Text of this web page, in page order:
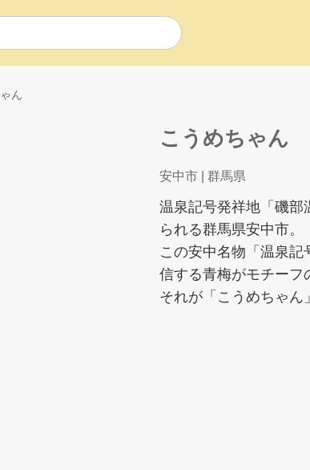
ん
こうめちゃん
安中市 | 群馬県
温泉記号発祥地「磯部
られる群馬県安中市。
この安中名物「温泉
信する青梅がモチーフ
それが「こうめちゃん